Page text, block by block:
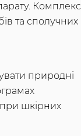
Комплекс
та сполучних
природні
шкірних